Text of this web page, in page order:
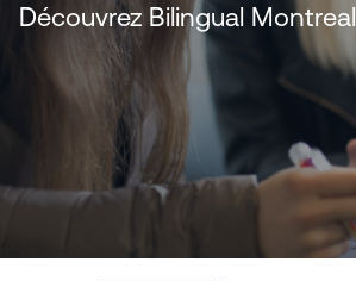
Découvrez Bilingual Montreal